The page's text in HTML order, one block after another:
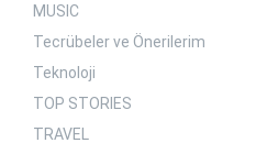
MUSIC
Tecrübeler ve Önerilerim
Teknoloji
TOP STORIES
TRAVEL